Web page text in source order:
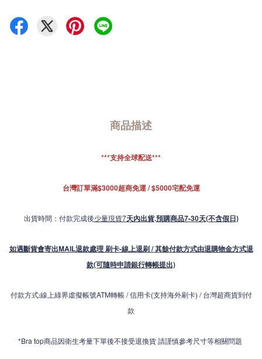
商品描述
***支持全球配送***
台灣訂單滿$3000超商免運 / $5000宅配免運
出貨時間：付款完成後少量現貨7天內出貨.預購商品7-30天(不含假日)
如遇斷貨會寄出MAIL退款處理 刷卡-線上退刷 / 其餘付款方式由退購物金方式退
款(可隨時申請銀行轉帳提出)
付款方式:線上綠界虛擬帳號ATM轉帳 / 信用卡(支持海外刷卡) / 台灣超商貨到付
款
*Bra top商品因衛生考量下單後不接受退換貨 請謹慎參考尺寸等相關問題